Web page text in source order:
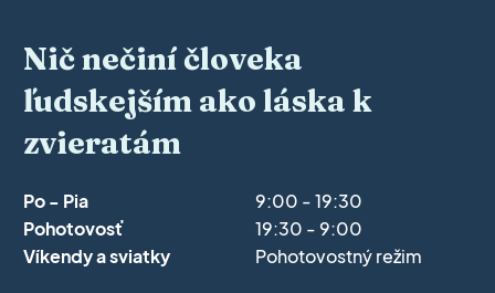
Nič nečiní človeka
ľudskejším ako láska k
zvieratám
Po - Pia
Pohotovosť
Víkendy a sviatky
9:00 - 19:30
19:30 - 9:00
Pohotovostný režim